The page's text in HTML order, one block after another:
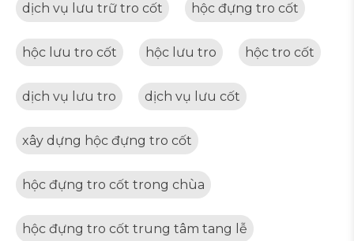
dịch vụ lưu trữ tro cốt hộc đựng tro cốt
hộc lưu tro cốt hộc lưu tro hộc tro cốt
dịch vụ lưu tro dịch vụ lưu cốt
xây dựng hộc đựng tro cốt
hộc đựng tro cốt trong chùa
hộc đựng tro cốt trung tâm tang lễ